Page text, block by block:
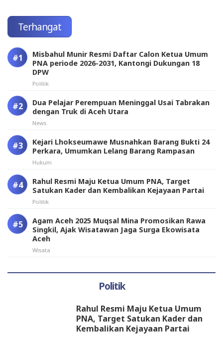
Terhangat
Misbahul Munir Resmi Daftar Calon Ketua Umum
PNA periode 2026-2031, Kantongi Dukungan 18
DPW
Politik
Dua Pelajar Perempuan Meninggal Usai Tabrakan
dengan Truk di Aceh Utara
News
Kejari Lhokseumawe Musnahkan Barang Bukti 24
Perkara, Umumkan Lelang Barang Rampasan
Hukum
Rahul Resmi Maju Ketua Umum PNA, Target
Satukan Kader dan Kembalikan Kejayaan Partai
Politik
Agam Aceh 2025 Muqsal Mina Promosikan Rawa
Singkil, Ajak Wisatawan Jaga Surga Ekowisata
Aceh
Wisata
Politik
Rahul Resmi Maju Ketua Umum
PNA, Target Satukan Kader dan
Kembalikan Kejayaan Partai